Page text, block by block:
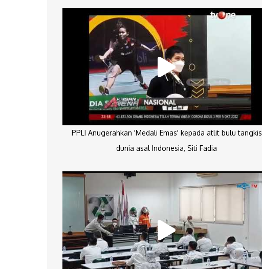
PPLI Anugerahkan 'Medali Emas' kepada atlit bulu tangkis
dunia asal Indonesia, Siti Fadia